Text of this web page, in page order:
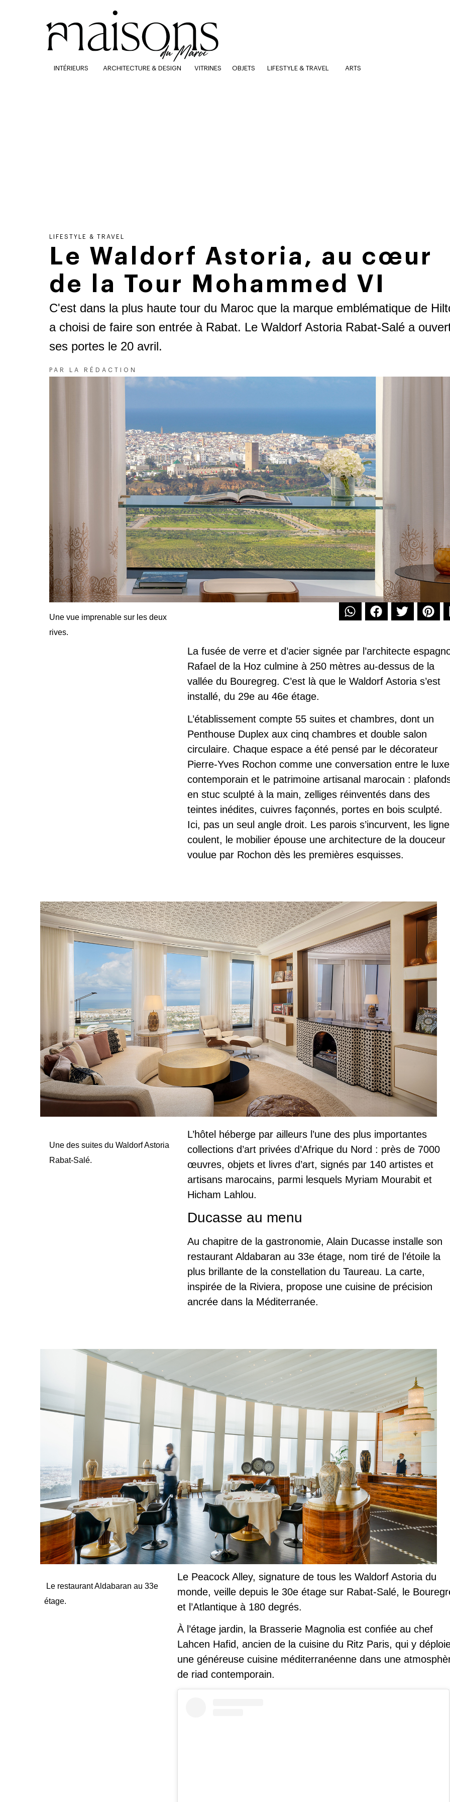
INTÉRIEURS ARCHITECTURE & DESIGN VITRINES OBJETS LIFESTYLE & TRAVEL ARTS
LIFESTYLE & TRAVEL
Le Waldorf Astoria, au cœur
de la Tour Mohammed VI
C'est dans la plus haute tour du Maroc que la marque emblématique de
a choisi de faire son entrée à Rabat. Le Waldorf Astoria Rabat-Salé a
ses portes le 20 avril.
PAR LA RÉDACTION
Une vue imprenable sur les deux
rives.
La fusée de verre et d’acier signée par l’architecte
Rafael de la Hoz culmine à 250 mètres au-dessus de la
vallée du Bouregreg. C’est là que le Waldorf Astoria s’est
installé, du 29e au 46e étage.
L’établissement compte 55 suites et chambres, dont un
Penthouse Duplex aux cinq chambres et double salon
circulaire. Chaque espace a été pensé par le décorateur
Pierre-Yves Rochon comme une conversation entre le luxe
contemporain et le patrimoine artisanal marocain :
en stuc sculpté à la main, zelliges réinventés dans des
teintes inédites, cuivres façonnés, portes en bois sculpté.
Ici, pas un seul angle droit. Les parois s’incurvent, les
coulent, le mobilier épouse une architecture de la douceur
voulue par Rochon dès les premières esquisses.
Une des suites du Waldorf Astoria
Rabat-Salé.
L’hôtel héberge par ailleurs l’une des plus importantes
collections d’art privées d’Afrique du Nord : près de 7000
œuvres, objets et livres d’art, signés par 140 artistes et
artisans marocains, parmi lesquels Myriam Mourabit et
Hicham Lahlou.
Ducasse au menu
Au chapitre de la gastronomie, Alain Ducasse installe son
restaurant Aldabaran au 33e étage, nom tiré de l’étoile la
plus brillante de la constellation du Taureau. La carte,
inspirée de la Riviera, propose une cuisine de précision
ancrée dans la Méditerranée.
Le restaurant Aldabaran au 33e
étage.
Le Peacock Alley, signature de tous les Waldorf Astoria du
monde, veille depuis le 30e étage sur Rabat-Salé, le
et l’Atlantique à 180 degrés.
À l’étage jardin, la Brasserie Magnolia est confiée au chef
Lahcen Hafid, ancien de la cuisine du Ritz Paris, qui y
une généreuse cuisine méditerranéenne dans une
de riad contemporain.